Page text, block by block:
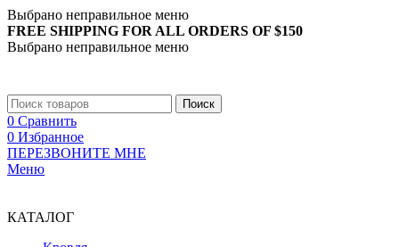
Выбрано неправильное меню
FREE SHIPPING FOR ALL ORDERS OF $150
Выбрано неправильное меню
Поиск
0 Сравнить
0 Избранное
ПЕРЕЗВОНИТЕ МНЕ
Меню
КАТАЛОГ